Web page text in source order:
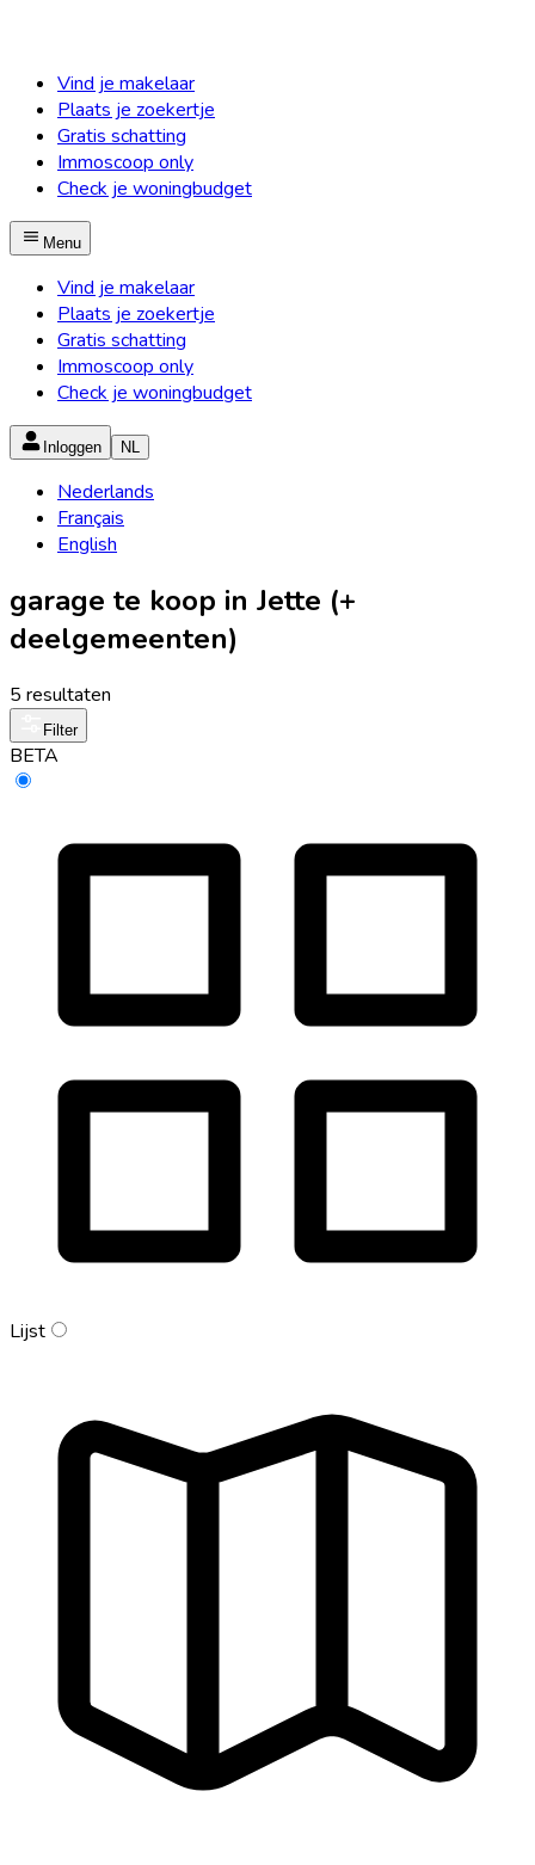
Vind je makelaar
Plaats je zoekertje
Gratis schatting
Immoscoop only
Check je woningbudget
Menu
Vind je makelaar
Plaats je zoekertje
Gratis schatting
Immoscoop only
Check je woningbudget
Inloggen NL
Nederlands
Français
English
garage te koop in Jette (+
deelgemeenten)
5 resultaten
Filter
BETA
Lijst